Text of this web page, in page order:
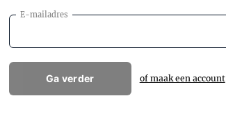
E-mailadres
Ga verder of maak een account